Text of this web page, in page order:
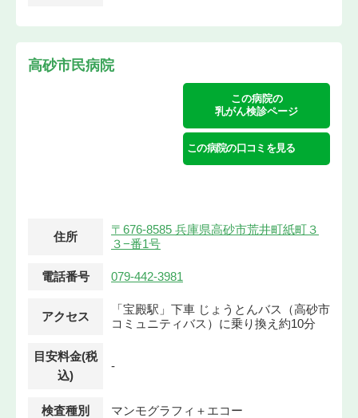
高砂市民病院
この病院の
乳がん検診ページ
この病院の口コミを見る
住所
〒676-8585 兵庫県高砂市荒井町紙町３
３−番1号
電話番号 079-442-3981
アクセス
「宝殿駅」下車 じょうとんバス（高砂市
コミュニティバス）に乗り換え約10分
目安料金(税
込)
-
検査種別 マンモグラフィ＋エコー